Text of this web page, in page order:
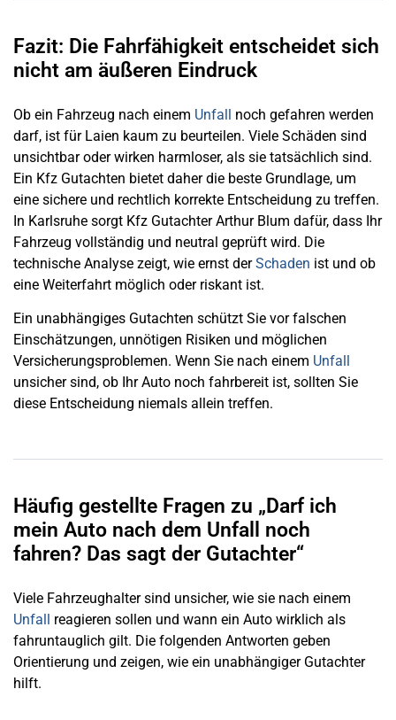
Fazit: Die Fahrfähigkeit entscheidet sich
nicht am äußeren Eindruck
Ob ein Fahrzeug nach einem Unfall noch gefahren werden
darf, ist für Laien kaum zu beurteilen. Viele Schäden sind
unsichtbar oder wirken harmloser, als sie tatsächlich sind.
Ein Kfz Gutachten bietet daher die beste Grundlage, um
eine sichere und rechtlich korrekte Entscheidung zu treffen.
In Karlsruhe sorgt Kfz Gutachter Arthur Blum dafür, dass Ihr
Fahrzeug vollständig und neutral geprüft wird. Die
technische Analyse zeigt, wie ernst derSchaden ist und ob
eine Weiterfahrt möglich oder riskant ist.
Ein unabhängiges Gutachten schützt Sie vor falschen
Einschätzungen, unnötigen Risiken und möglichen
Versicherungsproblemen. Wenn Sie nach einem Unfall
unsicher sind, ob Ihr Auto noch fahrbereit ist, sollten Sie
diese Entscheidung niemals allein treffen.
Häufig gestellte Fragen zu „Darf ich
mein Auto nach dem Unfall noch
fahren? Das sagt der Gutachter“
Viele Fahrzeughalter sind unsicher, wie sie nach einem
Unfall reagieren sollen und wann ein Auto wirklich als
fahruntauglich gilt. Die folgenden Antworten geben
Orientierung und zeigen, wie ein unabhängiger Gutachter
hilft.